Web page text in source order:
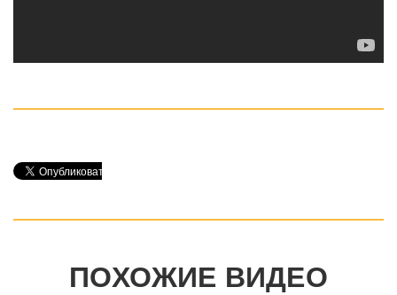
ПОХОЖИЕ ВИДЕО